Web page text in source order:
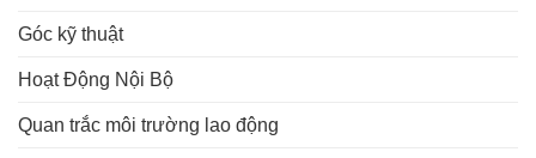
Góc kỹ thuật
Hoạt Động Nội Bộ
Quan trắc môi trường lao động